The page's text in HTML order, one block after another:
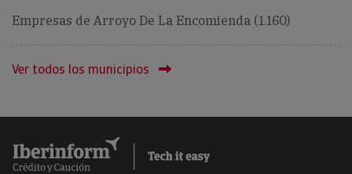
Empresas de Arroyo De La Encomienda (1.160)
Ver todos los municipios